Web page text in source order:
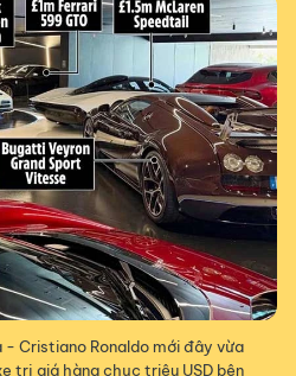
- Cristiano Ronaldo mới đây vừa
trị giá hàng chục triệu USD bên